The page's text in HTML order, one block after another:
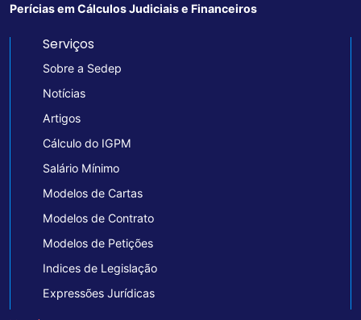
Perícias em Cálculos Judiciais e Financeiros
Serviços
Sobre a Sedep
Notícias
Artigos
Cálculo do IGPM
Salário Mínimo
Modelos de Cartas
Modelos de Contrato
Modelos de Petições
Indices de Legislação
Expressões Jurídicas